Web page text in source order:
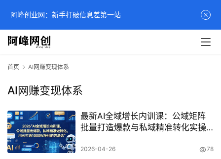
首页 AI网赚变现体系
AI网赚变现体系
最新AI全域增长内训课：公域矩阵
批量打造爆款与私域精准转化实操
2026-04-26 78
阿峰创业网：新手打破信息差第一站